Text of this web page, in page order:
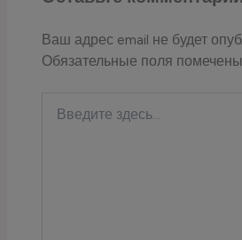
Ваш адрес email не будет
Обязательные поля помечены
здесь...